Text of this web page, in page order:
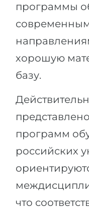
программы
хорошую
базу.
программ
российских
что